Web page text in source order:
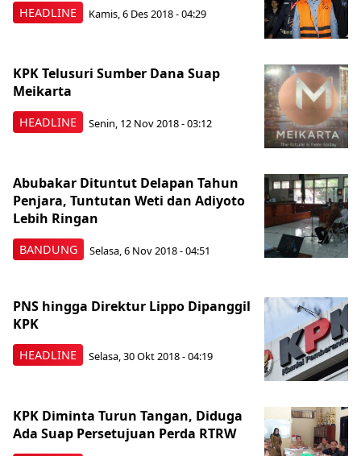
HEADLINE Kamis, 6 Des 2018 - 04:29
HEADLINE
KPK Telusuri Sumber Dana Suap
Meikarta
Senin, 12 Nov 2018 - 03:12
BANDUNG
Abubakar Dituntut Delapan Tahun
Penjara, Tuntutan Weti dan Adiyoto
Lebih Ringan
Selasa, 6 Nov 2018 - 04:51
HEADLINE
PNS hingga Direktur Lippo Dipanggil
KPK
Selasa, 30 Okt 2018 - 04:19
KPK Diminta Turun Tangan, Diduga
Ada Suap Persetujuan Perda RTRW